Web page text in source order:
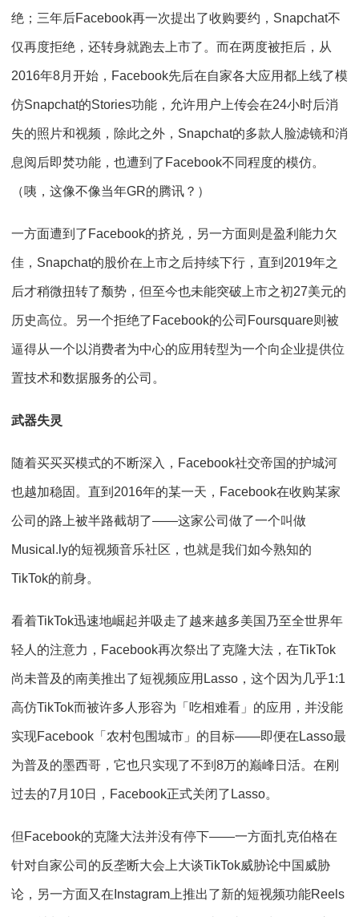
绝；三年后Facebook再一次提出了收购要约，Snapchat不
仅再度拒绝，还转身就跑去上市了。而在两度被拒后，从
2016年8月开始，Facebook先后在自家各大应用都上线了模
仿Snapchat的Stories功能，允许用户上传会在24小时后消
失的照片和视频，除此之外，Snapchat的多款人脸滤镜和消
息阅后即焚功能，也遭到了Facebook不同程度的模仿。
（咦，这像不像当年GR的腾讯？）
一方面遭到了Facebook的挤兑，另一方面则是盈利能力欠
佳，Snapchat的股价在上市之后持续下行，直到2019年之
后才稍微扭转了颓势，但至今也未能突破上市之初27美元的
历史高位。另一个拒绝了Facebook的公司Foursquare则被
逼得从一个以消费者为中心的应用转型为一个向企业提供位
置技术和数据服务的公司。
武器失灵
随着买买买模式的不断深入，Facebook社交帝国的护城河
也越加稳固。直到2016年的某一天，Facebook在收购某家
公司的路上被半路截胡了——这家公司做了一个叫做
Musical.ly的短视频音乐社区，也就是我们如今熟知的
TikTok的前身。
看着TikTok迅速地崛起并吸走了越来越多美国乃至全世界年
轻人的注意力，Facebook再次祭出了克隆大法，在TikTok
尚未普及的南美推出了短视频应用Lasso，这个因为几乎1:1
高仿TikTok而被许多人形容为「吃相难看」的应用，并没能
实现Facebook「农村包围城市」的目标——即便在Lasso最
为普及的墨西哥，它也只实现了不到8万的巅峰日活。在刚
过去的7月10日，Facebook正式关闭了Lasso。
但Facebook的克隆大法并没有停下——一方面扎克伯格在
针对自家公司的反垄断大会上大谈TikTok威胁论中国威胁
论，另一方面又在Instagram上推出了新的短视频功能Reels